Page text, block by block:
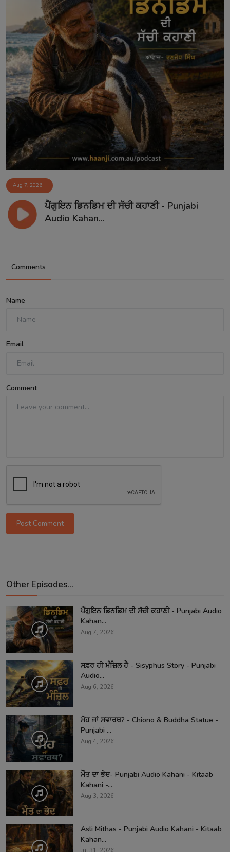
Aug 7, 2026
ਪੈਂਗੁਇਨ ਡਿਨਡਿਮ ਦੀ ਸੱਚੀ ਕਹਾਣੀ - Punjabi
Audio Kahan...
Comments
Name
Email
Comment
Post Comment
Other Episodes...
ਪੈਂਗੁਇਨ ਡਿਨਡਿਮ ਦੀ ਸੱਚੀ ਕਹਾਣੀ - Punjabi Audio
Kahan...
Aug 7, 2026
ਸਫ਼ਰ ਹੀ ਮੰਜ਼ਿਲ ਹੈ - Sisyphus Story - Punjabi
Audio...
Aug 6, 2026
ਮੋਹ ਜਾਂ ਸਵਾਰਥ? - Chiono & Buddha Statue -
Punjabi ...
Aug 4, 2026
ਮੌਤ ਦਾ ਭੇਦ- Punjabi Audio Kahani - Kitaab
Kahani -...
Aug 3, 2026
Asli Mithas - Punjabi Audio Kahani - Kitaab
Kahan...